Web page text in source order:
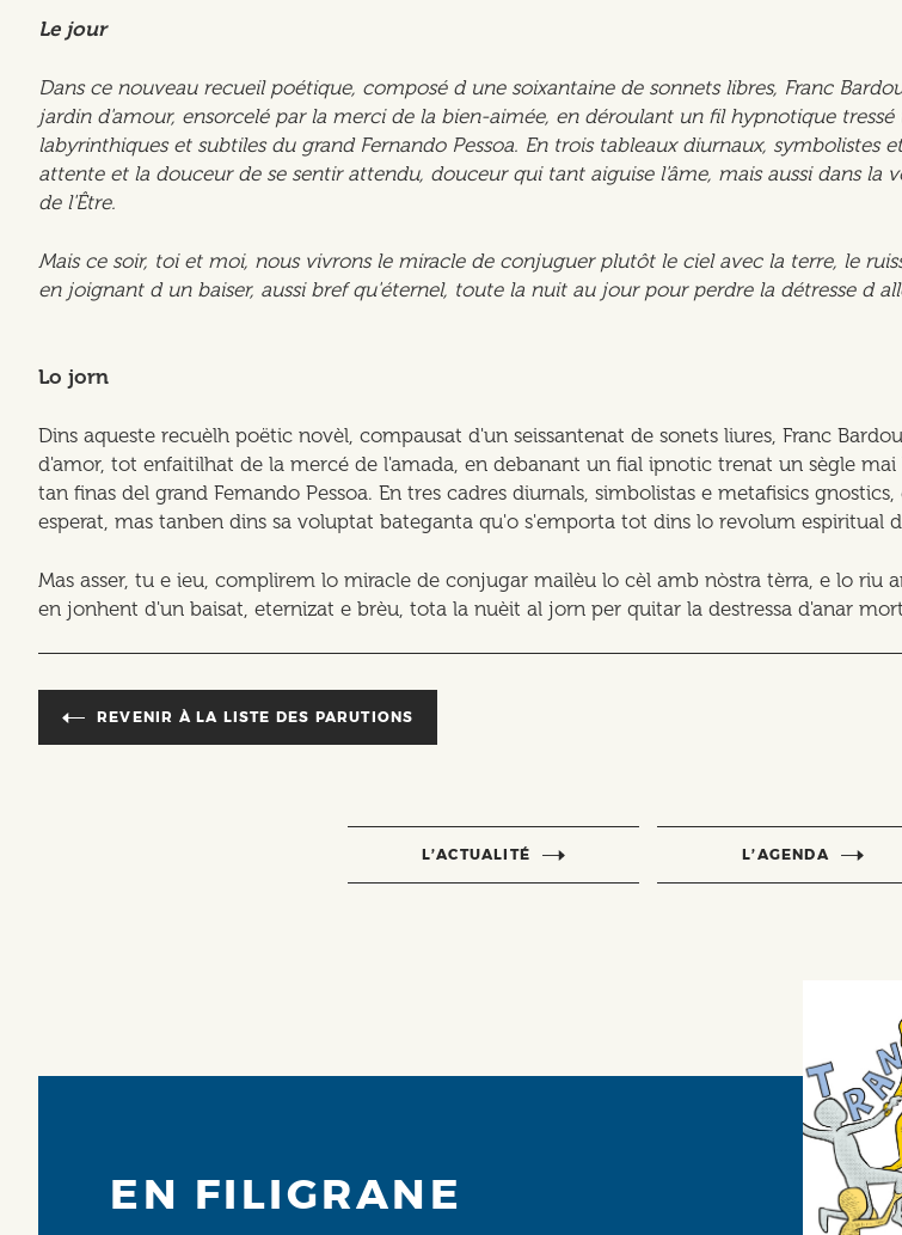
Le jour
Dans ce nouveau recueil poétique, composé d une soixantaine de sonnets libres, Franc
jardin d'amour, ensorcelé par la merci de la bien-aimée, en déroulant un fil hypnotique
labyrinthiques et subtiles du grand Fernando Pessoa. En trois tableaux diurnaux,
attente et la douceur de se sentir attendu, douceur qui tant aiguise l'âme, mais aussi dans
de l'Être.
Mais ce soir, toi et moi, nous vivrons le miracle de conjuguer plutôt le ciel avec la terre, le
en joignant d un baiser, aussi bref qu'éternel, toute la nuit au jour pour perdre la détresse d
Lo jorn
Dins aqueste recuèlh poëtic novèl, compausat d'un seissantenat de sonets liures, Franc
d'amor, tot enfaitilhat de la mercé de l'amada, en debanant un fial ipnotic trenat un sègle
tan finas del grand Femando Pessoa. En tres cadres diurnals, simbolistas e metafisics
esperat, mas tanben dins sa voluptat bateganta qu'o s'emporta tot dins lo revolum espiritual
Mas asser, tu e ieu, complirem lo miracle de conjugar mailèu lo cèl amb nòstra tèrra, e lo riu
en jonhent d'un baisat, eternizat e brèu, tota la nuèit al jorn per quitar la destressa d'anar
REVENIR À LA LISTE DES PARUTIONS
L’ACTUALITÉ L’AGENDA
EN FILIGRANE